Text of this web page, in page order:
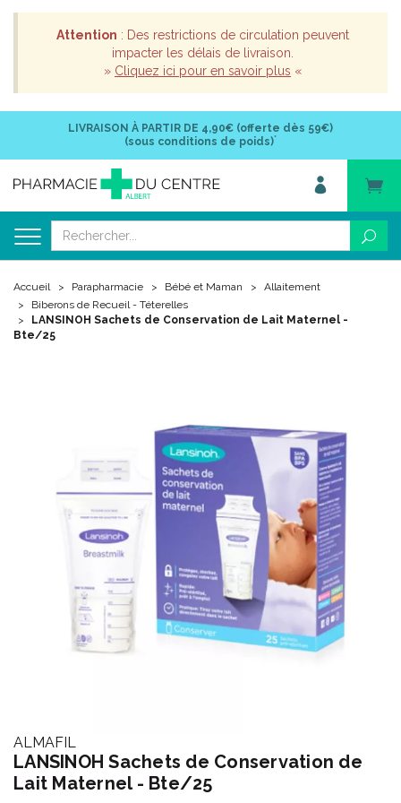
Attention : Des restrictions de circulation peuvent
impacter les délais de livraison.
» Cliquez ici pour en savoir plus «
LIVRAISON À PARTIR DE 4,90€ (offerte dès 59€)
(sous conditions de poids)*
Accueil Parapharmacie Bébé et Maman
Allaitement
Biberons de Recueil - Téterelles
LANSINOH Sachets de Conservation de Lait Maternel -
Bte/25
ALMAFIL
LANSINOH Sachets de Conservation de
Lait Maternel - Bte/25